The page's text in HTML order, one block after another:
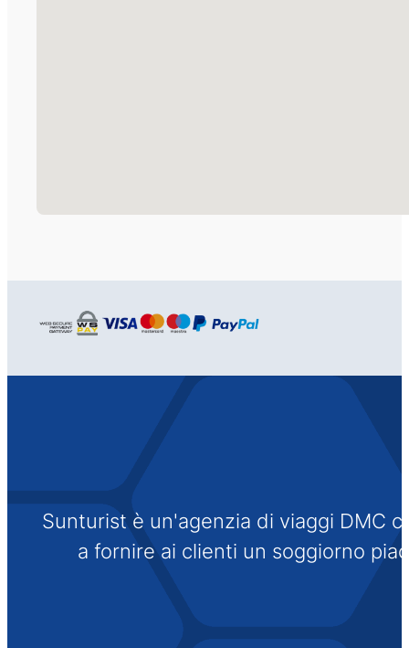
Sunturist è un'agenzia di viaggi DMC
a fornire ai clienti un soggiorno